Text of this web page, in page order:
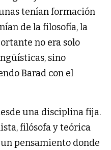
tenían formación
de la filosofía, la
no era solo
sino
Barad con el
una disciplina fija.
filósofa y teórica
pensamiento donde